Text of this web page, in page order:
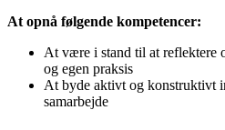
At opnå følgende kompetencer:
At være i stand til at reflektere
og egen praksis
At byde aktivt og konstruktivt
samarbejde